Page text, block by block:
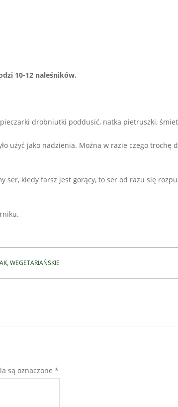
10-12 naleśników.
drobniutki poddusić, natka pietruszki,
użyć jako nadzienia. Można w razie czego trochę
ser, kiedy farsz jest gorący, to ser od razu się
, WEGETARIAŃSKIE
są oznaczone *